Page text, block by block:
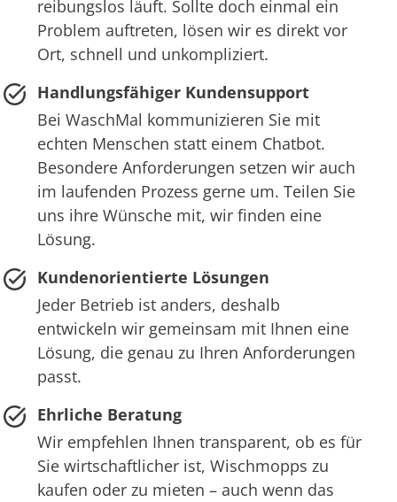
reibungslos läuft. Sollte doch einmal ein
Problem auftreten, lösen wir es direkt vor
Ort, schnell und unkompliziert.
Handlungsfähiger Kundensupport
Bei WaschMal kommunizieren Sie mit
echten Menschen statt einem Chatbot.
Besondere Anforderungen setzen wir auch
im laufenden Prozess gerne um. Teilen Sie
uns ihre Wünsche mit, wir finden eine
Lösung.
Kundenorientierte Lösungen
Jeder Betrieb ist anders, deshalb
entwickeln wir gemeinsam mit Ihnen eine
Lösung, die genau zu Ihren Anforderungen
passt.
Ehrliche Beratung
Wir empfehlen Ihnen transparent, ob es für
Sie wirtschaftlicher ist, Wischmopps zu
kaufen oder zu mieten – auch wenn das